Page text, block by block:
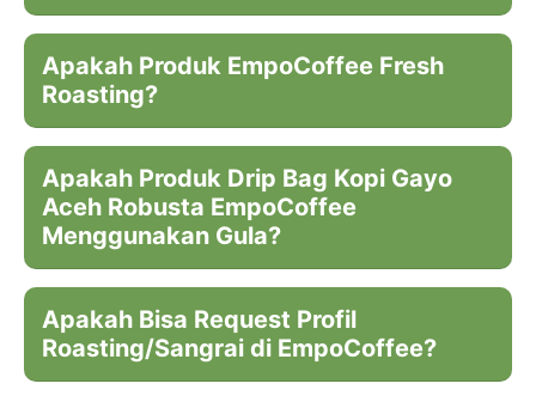
Apakah Produk EmpoCoffee Fresh
Roasting?
Apakah Produk Drip Bag Kopi Gayo
Aceh Robusta EmpoCoffee
Menggunakan Gula?
Apakah Bisa Request Profil
Roasting/Sangrai di EmpoCoffee?